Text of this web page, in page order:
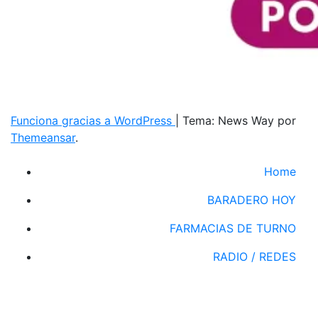
Funciona gracias a WordPress
Tema: News Way por
Themeansar.
Home
BARADERO HOY
FARMACIAS DE TURNO
RADIO / REDES